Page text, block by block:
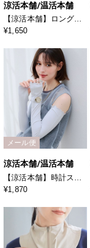
涼活本舗/温活本舗
【涼活本舗】ロングア
ームカバー
¥1,650
メール便
涼活本舗/温活本舗
【涼活本舗】時計スリ
ットアームカバー
¥1,870